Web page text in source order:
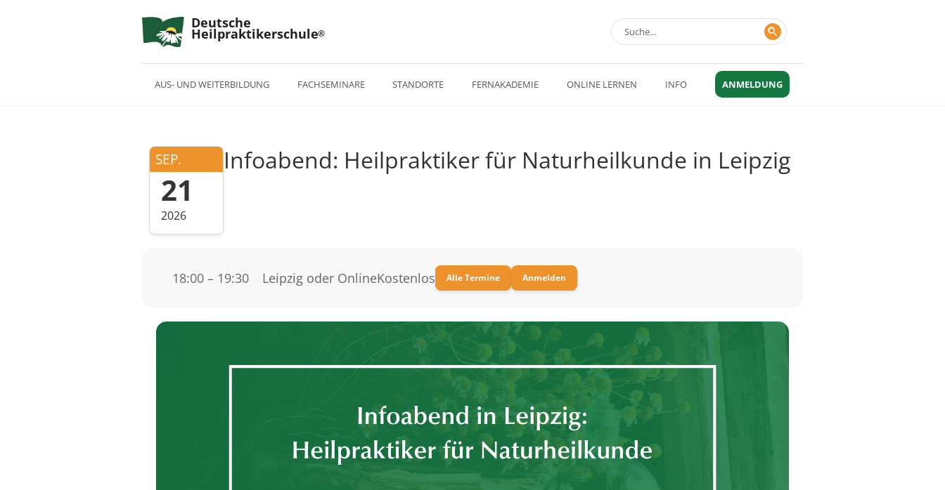
Deutsche
Heilpraktikerschule
AUS- UND WEITERBILDUNG FACHSEMINARE STANDORTE FERNAKADEMIE ONLINE LERNEN INFO ANMELDUNG
SEP.
21
2026
Infoabend: Heilpraktiker für Naturheilkunde in Leipzig
18:00 – 19:30 Leipzig oder OnlineKostenlos Alle Termine Anmelden